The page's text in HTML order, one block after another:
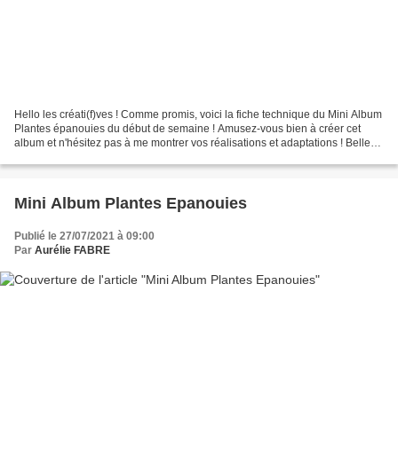
Hello les créati(f)ves ! Comme promis, voici la fiche technique du Mini Album
Plantes épanouies du début de semaine ! Amusez-vous bien à créer cet
album et n'hésitez pas à me montrer vos réalisations et adaptations ! Belle
Mini Album Plantes Epanouies
Publié le 27/07/2021 à 09:00
Par Aurélie FABRE